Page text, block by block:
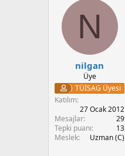
N
nilgan
Üye
TÜİSAG Üyesi
Katılım
27 Ocak 2012
Mesajlar
29
Tepki puanı
13
Meslek
Uzman (C)